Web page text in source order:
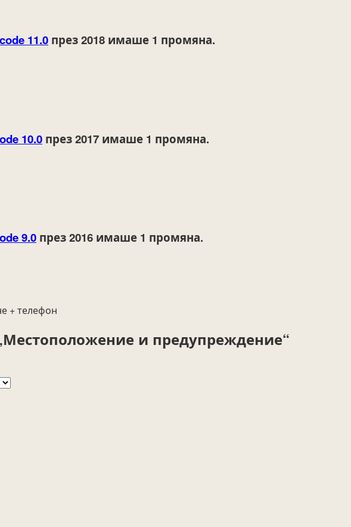
11.0 през 2018 имаше 1 промяна.
10.0 през 2017 имаше 1 промяна.
9.0 през 2016 имаше 1 промяна.
+ телефон
и предупреждение“